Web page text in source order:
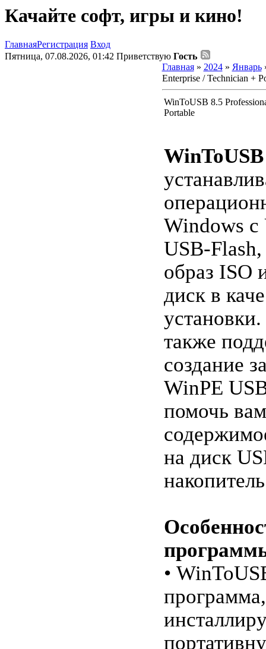
Качайте софт, игры и кино!
ГлавнаяРегистрация Вход
Пятница, 07.08.2026, 01:42 Приветствую Гость
Главная» 2024 » Январь
Enterprise / Technician +
WinToUSB 8.5
Portable
WinToUSB
Windows
USB-Flash,
образ ISO
диск в
также
создание
WinPE
помочь
на диск
•